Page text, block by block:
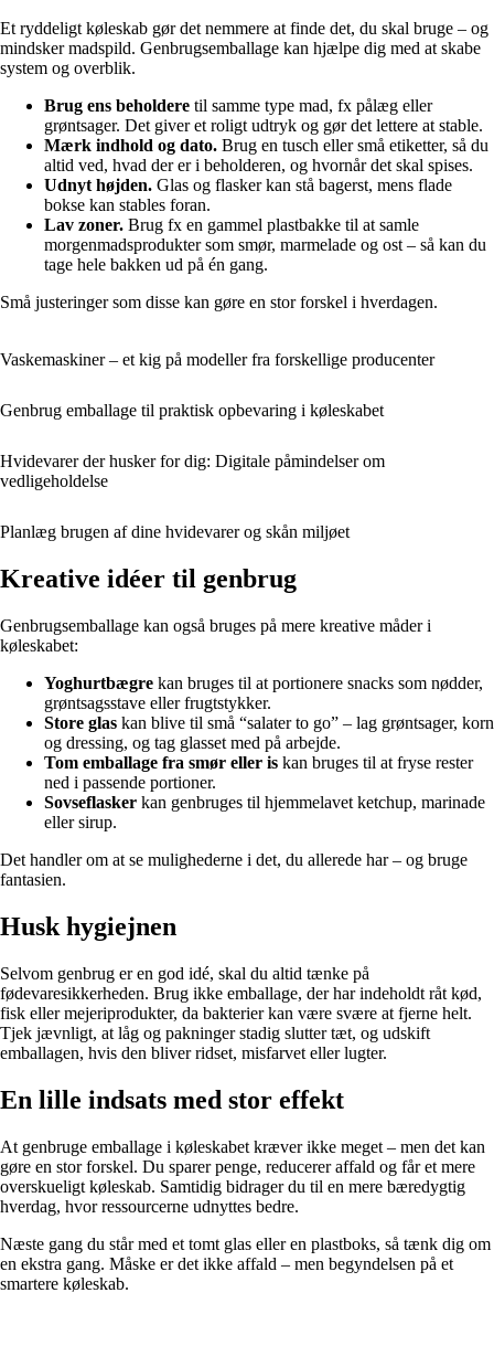
Et ryddeligt køleskab gør det nemmere at finde det, du skal bruge – og
mindsker madspild. Genbrugsemballage kan hjælpe dig med at skabe
system og overblik.
Brug ens beholdere til samme type mad, fx pålæg eller
grøntsager. Det giver et roligt udtryk og gør det lettere at stable.
Mærk indhold og dato. Brug en tusch eller små etiketter, så du
altid ved, hvad der er i beholderen, og hvornår det skal spises.
Udnyt højden. Glas og flasker kan stå bagerst, mens flade
bokse kan stables foran.
Lav zoner. Brug fx en gammel plastbakke til at samle
morgenmadsprodukter som smør, marmelade og ost – så kan du
tage hele bakken ud på én gang.
Små justeringer som disse kan gøre en stor forskel i hverdagen.
Vaskemaskiner – et kig på modeller fra forskellige producenter
Genbrug emballage til praktisk opbevaring i køleskabet
Hvidevarer der husker for dig: Digitale påmindelser om
vedligeholdelse
Planlæg brugen af dine hvidevarer og skån miljøet
Kreative idéer til genbrug
Genbrugsemballage kan også bruges på mere kreative måder i
køleskabet:
Yoghurtbægre kan bruges til at portionere snacks som nødder,
grøntsagsstave eller frugtstykker.
Store glas kan blive til små “salater to go” – lag grøntsager, korn
og dressing, og tag glasset med på arbejde.
Tom emballage fra smør eller is kan bruges til at fryse rester
ned i passende portioner.
Sovseflasker kan genbruges til hjemmelavet ketchup, marinade
eller sirup.
Det handler om at se mulighederne i det, du allerede har – og bruge
fantasien.
Husk hygiejnen
Selvom genbrug er en god idé, skal du altid tænke på
fødevaresikkerheden. Brug ikke emballage, der har indeholdt råt kød,
fisk eller mejeriprodukter, da bakterier kan være svære at fjerne helt.
Tjek jævnligt, at låg og pakninger stadig slutter tæt, og udskift
emballagen, hvis den bliver ridset, misfarvet eller lugter.
En lille indsats med stor effekt
At genbruge emballage i køleskabet kræver ikke meget – men det kan
gøre en stor forskel. Du sparer penge, reducerer affald og får et mere
overskueligt køleskab. Samtidig bidrager du til en mere bæredygtig
hverdag, hvor ressourcerne udnyttes bedre.
Næste gang du står med et tomt glas eller en plastboks, så tænk dig om
en ekstra gang. Måske er det ikke affald – men begyndelsen på et
smartere køleskab.